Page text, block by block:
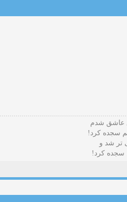
عاشق شدم
سجده کرد!
تر شد و
سجده کرد!